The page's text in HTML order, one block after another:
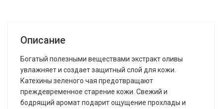
Описание
Богатый полезными веществами экстракт оливы
увлажняет и создает защитный слой для кожи.
Катехины зеленого чая предотвращают
преждевременное старение кожи. Свежий и
бодрящий аромат подарит ощущение прохлады и